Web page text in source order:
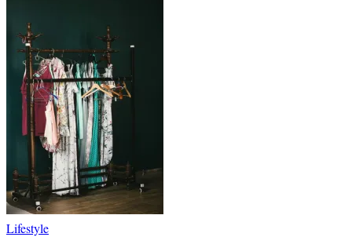
Lifestyle